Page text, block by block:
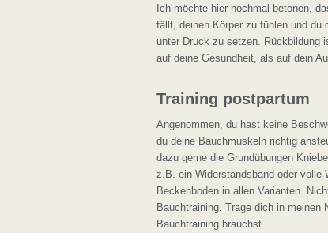
Ich möchte hier nochmal betonen,
fällt, deinen Körper zu fühlen und
unter Druck zu setzen. Rückbildung
auf deine Gesundheit, als auf dein
Training postpartum
Angenommen, du hast keine
du deine Bauchmuskeln richtig
dazu gerne die Grundübungen
z.B. ein Widerstandsband oder volle
Beckenboden in allen Varianten.
Bauchtraining. Trage dich in
Bauchtraining brauchst.